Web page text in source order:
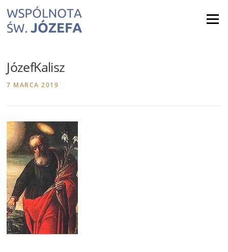
content
Menu
JózefKalisz
7 MARCA 2019